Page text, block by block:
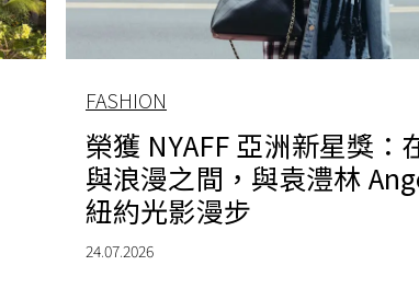
FASHION
榮獲 NYAFF 亞洲新星獎：
與浪漫之間，與袁澧林
紐約光影漫步
24.07.2026